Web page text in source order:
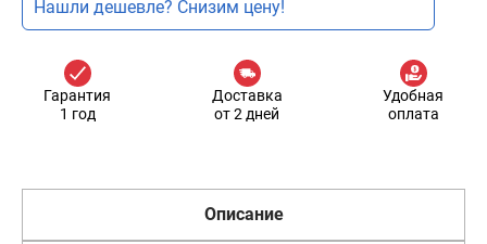
Нашли дешевле? Снизим цену!
Гарантия
1 год
Доставка
от 2 дней
Удобная
оплата
Описание